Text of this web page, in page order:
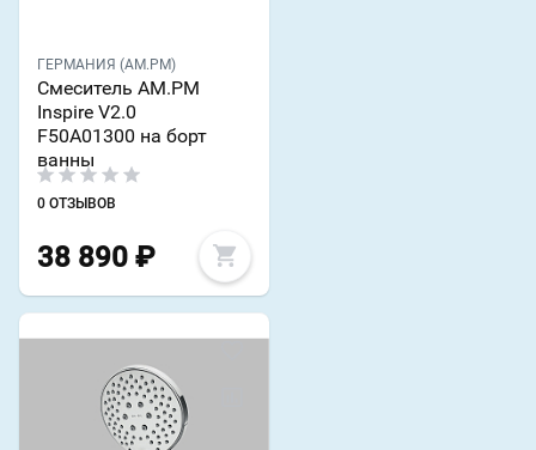
ГЕРМАНИЯ (AM.PM)
Смеситель AM.PM
Inspire V2.0
F50A01300 на борт
ванны
0 ОТЗЫВОВ
38 890 ₽